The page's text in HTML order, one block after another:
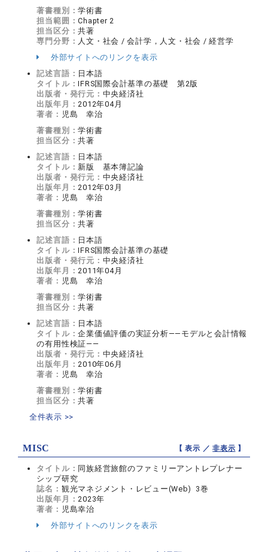
著書種別：学術書
担当範囲：Chapter 2
担当区分：共著
専門分野： 人文・社会 / 会計学，人文・社会 / 経営学
外部サイトへのリンクを表示
記述言語： 日本語
タイトル：IFRS国際会計基準の基礎 第2版
出版者・発行元： 中央経済社
出版年月：2012年04月
著者： 児島 幸治
著書種別：学術書
担当区分：共著
記述言語： 日本語
タイトル： 新版 基本簿記論
出版者・発行元： 中央経済社
出版年月：2012年03月
著者： 児島 幸治
著書種別：学術書
担当区分：共著
記述言語： 日本語
タイトル：IFRS国際会計基準の基礎
出版者・発行元： 中央経済社
出版年月：2011年04月
著者： 児島 幸治
著書種別：学術書
担当区分：共著
記述言語： 日本語
タイトル：企業価値評価の実証分析――モデルと会計情報
の有用性検証――
出版者・発行元： 中央経済社
出版年月：2010年06月
著者： 児島 幸治
著書種別：学術書
担当区分：共著
全件表示 >>
MISC 【 表示 ／非表示 】
タイトル： 同族経営旅館のファミリーアントレプレナー
シップ研究
誌名： 観光マネジメント・レビュー(Web) 3巻
出版年月：2023年
著者： 児島幸治
外部サイトへのリンクを表示